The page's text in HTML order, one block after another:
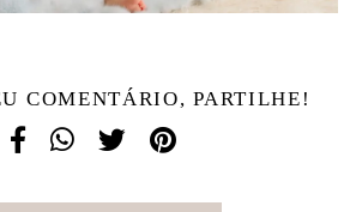
COMENTÁRIO, PARTILHE!